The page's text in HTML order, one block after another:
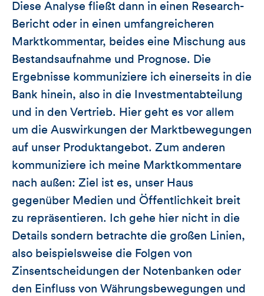
Diese Analyse fließt dann in einen Research-
Bericht oder in einen umfangreicheren
Marktkommentar, beides eine Mischung aus
Bestandsaufnahme und Prognose. Die
Ergebnisse kommuniziere ich einerseits in die
Bank hinein, also in die Investmentabteilung
und in den Vertrieb. Hier geht es vor allem
um die Auswirkungen der Marktbewegungen
auf unser Produktangebot. Zum anderen
kommuniziere ich meine Marktkommentare
nach außen: Ziel ist es, unser Haus
gegenüber Medien und Öffentlichkeit breit
zu repräsentieren. Ich gehe hier nicht in die
Details sondern betrachte die großen Linien,
also beispielsweise die Folgen von
Zinsentscheidungen der Notenbanken oder
den Einfluss von Währungsbewegungen und